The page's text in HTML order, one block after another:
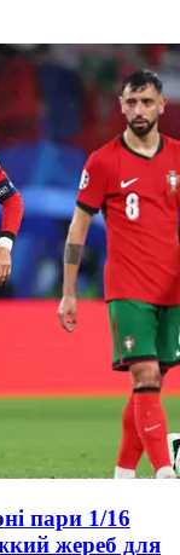
пари 1/16
жереб для